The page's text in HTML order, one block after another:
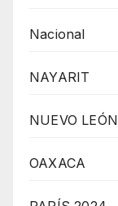
Nacional
NAYARIT
NUEVO LEÓN
OAXACA